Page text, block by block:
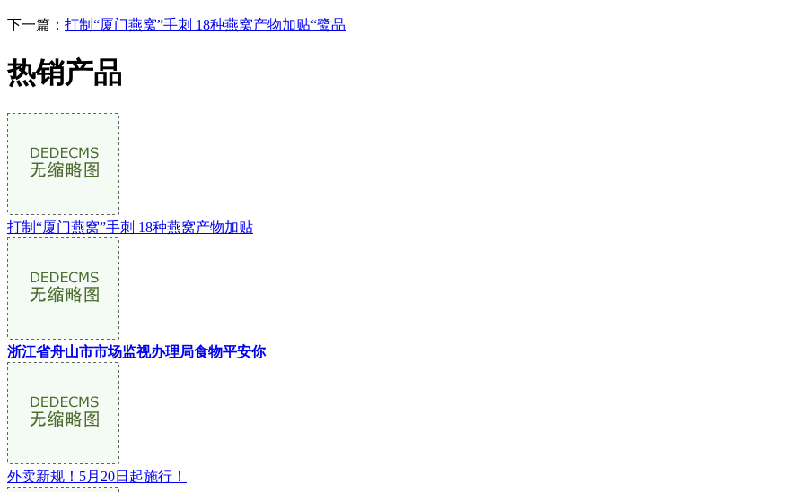
下一篇： 打制“厦门燕窝”手刺 18种燕窝产物加贴“鹭品
热销产品
打制“厦门燕窝”手刺 18种燕窝产物加贴
浙江省舟山市市场监视办理局食物平安你
外卖新规！5月20日起施行！